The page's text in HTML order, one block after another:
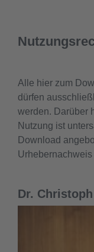
Alle hier zum
dürfen
werden. Darüber
Nutzung ist
Download
Dr.